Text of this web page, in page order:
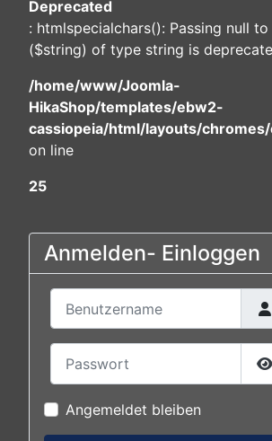
Deprecated
: htmlspecialchars(): Passing null
($string) of type string is
/home/www/Joomla-
HikaShop/templates/ebw2-
cassiopeia/html/layouts/
on line
25
Anmelden- Einloggen
Angemeldet bleiben